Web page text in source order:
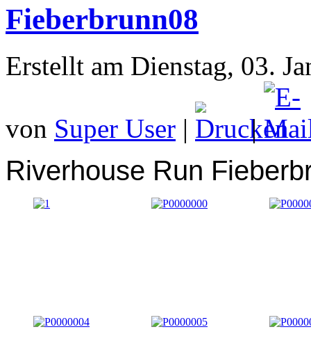
Fieberbrunn08
Erstellt am Dienstag, 03.
von Super User | |
Riverhouse Run